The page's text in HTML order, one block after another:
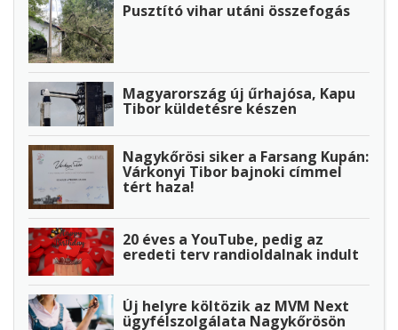
Pusztító vihar utáni összefogás
Magyarország új űrhajósa, Kapu
Tibor küldetésre készen
Nagykőrösi siker a Farsang Kupán:
Várkonyi Tibor bajnoki címmel
tért haza!
20 éves a YouTube, pedig az
eredeti terv randioldalnak indult
Új helyre költözik az MVM Next
ügyfélszolgálata Nagykőrösön